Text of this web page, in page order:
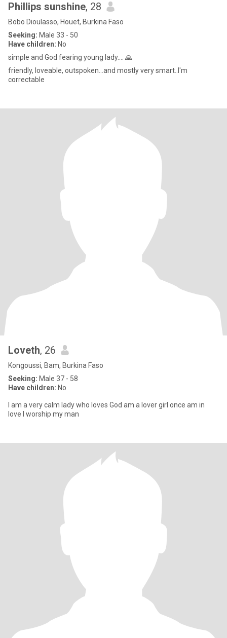
Phillips sunshine, 28
Bobo Dioulasso, Houet, Burkina Faso
Seeking: Male 33 - 50
Have children: No
simple and God fearing young lady.... 🙏
friendly, loveable, outspoken...and mostly very smart..I'm
correctable
Loveth, 26
Kongoussi, Bam, Burkina Faso
Seeking: Male 37 - 58
Have children: No
I am a very calm lady who loves God am a lover girl once am in
love I worship my man